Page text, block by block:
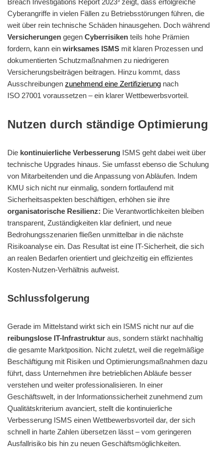
Breach Investigations Report 2023³ zeigt, dass erfolgreiche
Cyberangriffe in vielen Fällen zu Betriebsstörungen führen, die
weit über rein technische Schäden hinausgehen. Doch während
Versicherungen gegen Cyberrisiken teils hohe Prämien
fordern, kann ein wirksames ISMS mit klaren Prozessen und
dokumentierten Schutzmaßnahmen zu niedrigeren
Versicherungsbeiträgen beitragen. Hinzu kommt, dass
Ausschreibungen zunehmend eine Zertifizierung nach
ISO 27001 voraussetzen – ein klarer Wettbewerbsvorteil.
Nutzen durch ständige Optimierung
Die kontinuierliche Verbesserung ISMS geht dabei weit über
technische Upgrades hinaus. Sie umfasst ebenso die Schulung
von Mitarbeitenden und die Anpassung von Abläufen. Indem
KMU sich nicht nur einmalig, sondern fortlaufend mit
Sicherheitsaspekten beschäftigen, erhöhen sie ihre
organisatorische Resilienz: Die Verantwortlichkeiten bleiben
transparent, Zuständigkeiten klar definiert, und neue
Bedrohungs­szenarien fließen unmittelbar in die nächste
Risikoanalyse ein. Das Resultat ist eine IT-Sicherheit, die sich
an realen Bedarfen orientiert und gleichzeitig ein effizientes
Kosten-Nutzen-Verhältnis aufweist.
Schlussfolgerung
Gerade im Mittelstand wirkt sich ein ISMS nicht nur auf die
reibungslose IT-Infrastruktur aus, sondern stärkt nachhaltig
die gesamte Marktposition. Nicht zuletzt, weil die regelmäßige
Beschäftigung mit Risiken und Optimierungs­maßnahmen dazu
führt, dass Unternehmen ihre betrieblichen Abläufe besser
verstehen und weiter professionalisieren. In einer
Geschäftswelt, in der Informationssicherheit zunehmend zum
Qualitätskriterium avanciert, stellt die kontinuierliche
Verbesserung ISMS einen Wettbewerbsvorteil dar, der sich
schnell in harte Zahlen übersetzen lässt – vom geringeren
Ausfallrisiko bis hin zu neuen Geschäftsmöglichkeiten.